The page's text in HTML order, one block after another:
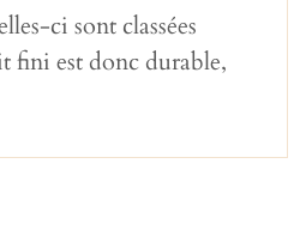
ci sont classées
fini est donc durable,